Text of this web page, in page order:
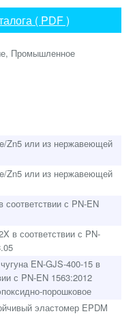
( PDF )
Промышленное
Zn5 или из нержавеющей
Zn5 или из нержавеющей
соответствии с PN-EN
в соответствии с PN-
чугуна EN-GJS-400-15 в
с PN-EN 1563:2012
порошковое
эластомер EPDM